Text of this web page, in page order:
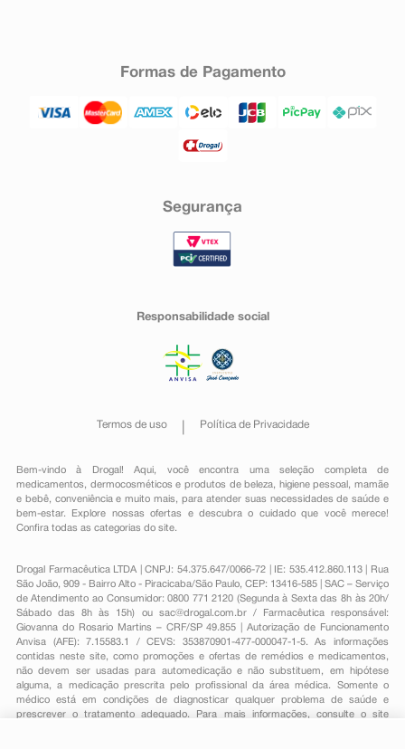
Formas de Pagamento
Segurança
Responsabilidade social
Termos de uso Política de Privacidade
Bem-vindo à Drogal! Aqui, você encontra uma seleção completa de
medicamentos , dermocosméticos e produtos de beleza, higiene pessoal ,mamãe
e bebê, conveniênciae muito mais, para atender suas necessidades de saúde e
bem-estar. Explore nossas ofertas e descubra o cuidado que você merece!
Confira todas as categorias do site.
Drogal Farmacêutica LTDA | CNPJ: 54.375.647/0066-72 | IE: 535.412.860.113 | Rua
São João, 909 - Bairro Alto - Piracicaba/São Paulo, CEP: 13416-585 | SAC – Serviço
de Atendimento ao Consumidor: 0800 771 2120 (Segunda à Sexta das 8h às 20h/
Sábado das 8h às 15h) ou sac@drogal.com.br/ Farmacêutica responsável:
Giovanna do Rosario Martins – CRF/SP 49.855 | Autorização de Funcionamento
Anvisa (AFE): 7.15583.1 / CEVS: 353870901-477-000047-1-5. As informações
contidas neste site, como promoções e ofertas de remédios e medicamentos,
não devem ser usadas para automedicação e não substituem, em hipótese
alguma, a medicação prescrita pelo profissional da área médica. Somente o
médico está em condições de diagnosticar qualquer problema de saúde e
prescrever o tratamento adequado. Para mais informações, consulte o site